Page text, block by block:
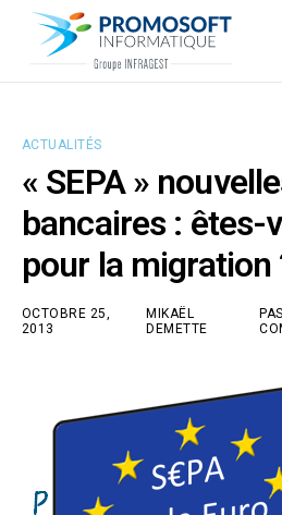
Qui sommes-nous ?
Nos ressources
Support
ACTUALITÉS
« SEPA »
bancaires : êtes-
pour la migration
OCTOBRE 25,
2013
MIKAËL
DEMETTE